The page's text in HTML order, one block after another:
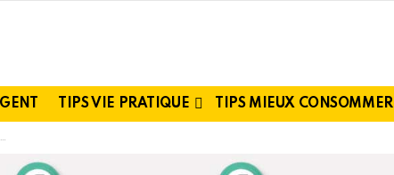
TIPS VIE PRATIQUE TIPS MIEUX CONSOMMER